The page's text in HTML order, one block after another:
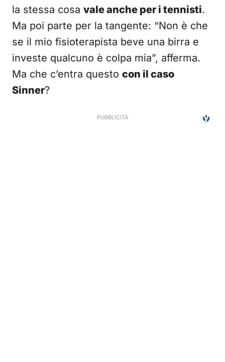
la stessa cosa vale anche per i tennisti.
Ma poi parte per la tangente: “Non è che
se il mio fisioterapista beve una birra e
investe qualcuno è colpa mia”, afferma.
Ma che c’entra questo con il caso
Sinner?